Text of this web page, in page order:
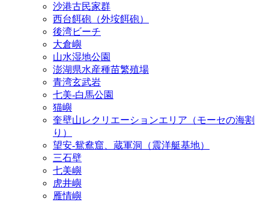
沙港古民家群
西台餌砲（外垵餌砲）
後湾ビーチ
大倉嶼
山水湿地公園
澎湖県水産種苗繁殖場
青湾玄武岩
七美‐白馬公園
猫嶼
奎壁山レクリエーションエリア（モーセの海割
り）
望安‐鴛鴦窟、蔵軍洞（震洋艇基地）
三石壁
七美嶼
虎井嶼
雁情嶼